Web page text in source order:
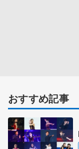
おすすめ記事